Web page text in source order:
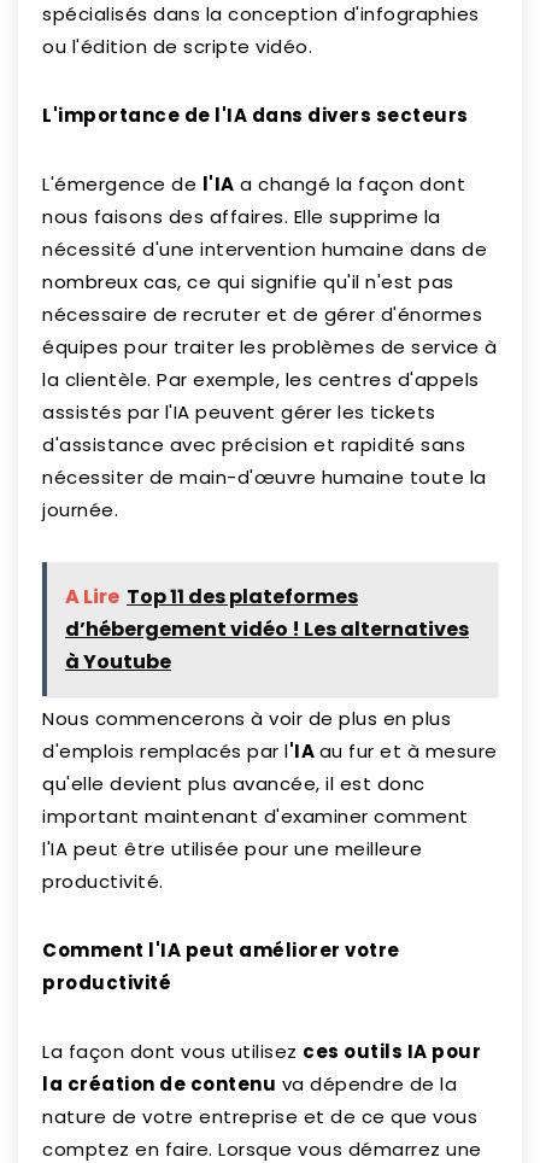
spécialisés dans la conception d'infographies
ou l'édition de scripte vidéo.
L'importance de l'IA dans divers secteurs
L'émergence de l'IA a changé la façon dont
nous faisons des affaires. Elle supprime la
nécessité d'une intervention humaine dans de
nombreux cas, ce qui signifie qu'il n'est pas
nécessaire de recruter et de gérer d'énormes
équipes pour traiter les problèmes de service à
la clientèle. Par exemple, les centres d'appels
assistés par l'IA peuvent gérer les tickets
d'assistance avec précision et rapidité sans
nécessiter de main-d'œuvre humaine toute la
journée.
A Lire Top 11 des plateformes
d’hébergement vidéo ! Les alternatives
à Youtube
Nous commencerons à voir de plus en plus
d'emplois remplacés par l'IAau fur et à mesure
qu'elle devient plus avancée, il est donc
important maintenant d'examiner comment
l'IA peut être utilisée pour une meilleure
productivité.
Comment l'IA peut améliorer votre
productivité
La façon dont vous utilisez ces outils IA pour
la création de contenu va dépendre de la
nature de votre entreprise et de ce que vous
comptez en faire. Lorsque vous démarrez une